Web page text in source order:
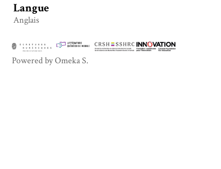
Langue
Anglais
Powered by Omeka S.